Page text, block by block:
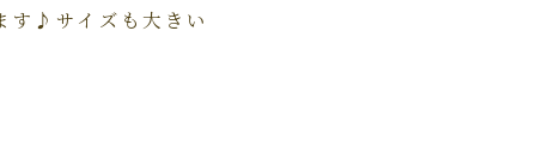
す♪サイズも大きい